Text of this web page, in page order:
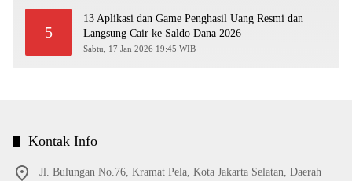
5
13 Aplikasi dan Game Penghasil Uang Resmi dan
Langsung Cair ke Saldo Dana 2026
Sabtu, 17 Jan 2026 19:45 WIB
Kontak Info
Jl. Bulungan No.76, Kramat Pela, Kota Jakarta Selatan, Daerah